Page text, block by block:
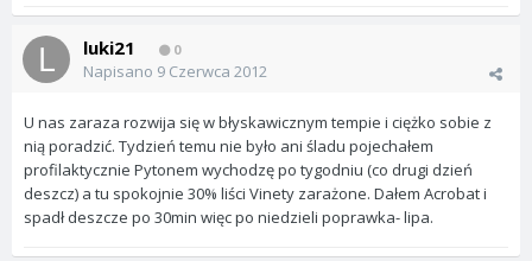
luki21 0
Napisano 9 Czerwca 2012
U nas zaraza rozwija się w błyskawicznym tempie i ciężko sobie z
nią poradzić. Tydzień temu nie było ani śladu pojechałem
profilaktycznie Pytonem wychodzę po tygodniu (co drugi dzień
deszcz) a tu spokojnie 30% liści Vinety zarażone. Dałem Acrobat i
spadł deszcze po 30min więc po niedzieli poprawka- lipa.